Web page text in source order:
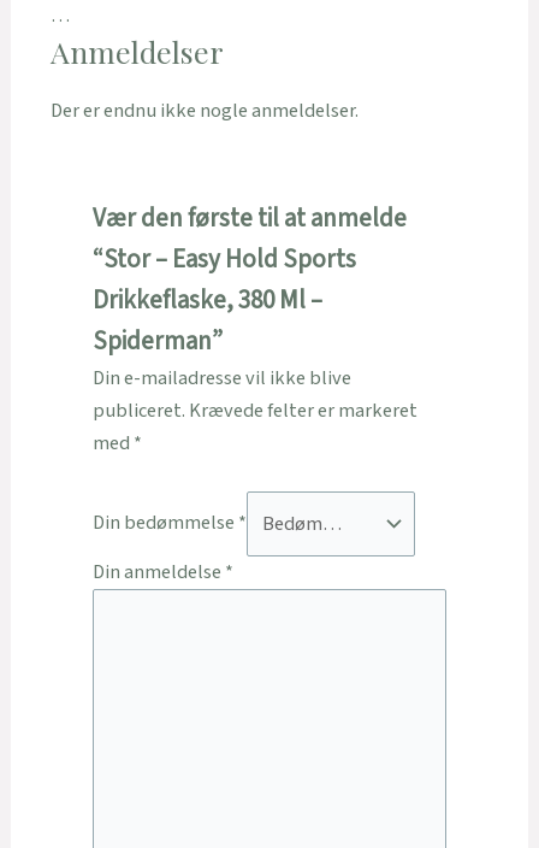
…
Anmeldelser
Der er endnu ikke nogle anmeldelser.
Vær den første til at anmelde
“Stor – Easy Hold Sports
Drikkeflaske, 380 Ml –
Spiderman”
Din e-mailadresse vil ikke blive
publiceret. Krævede felter er markeret
med *
Din bedømmelse *
Din anmeldelse *